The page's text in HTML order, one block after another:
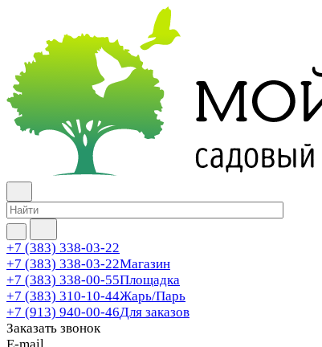
+7 (383) 338-03-22
+7 (383) 338-03-22Магазин
+7 (383) 338-00-55Площадка
+7 (383) 310-10-44Жарь/Парь
+7 (913) 940-00-46Для заказов
Заказать звонок